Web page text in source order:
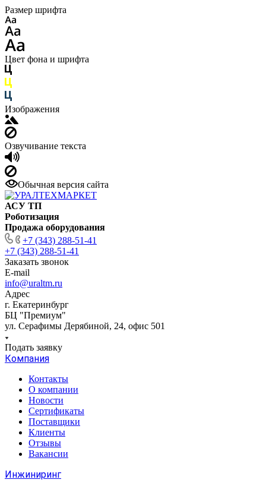
Размер шрифта
Цвет фона и шрифта
Изображения
Озвучивание текста
Обычная версия сайта
АСУ ТП
Роботизация
Продажа оборудования
+7 (343) 288-51-41
+7 (343) 288-51-41
Заказать звонок
E-mail
info@uraltm.ru
Адрес
г. Екатеринбург
БЦ "Премиум"
ул. Серафимы Дерябиной, 24, офис 501
Подать заявку
Компания
Контакты
О компании
Новости
Сертификаты
Поставщики
Клиенты
Отзывы
Вакансии
Инжиниринг